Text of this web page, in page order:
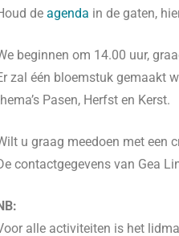
de agenda in de gaten,
beginnen om 14.00 uur,
zal één bloemstuk gemaakt
Pasen, Herfst en Kerst.
u graag meedoen met een
contactgegevens van Gea
alle activiteiten is het